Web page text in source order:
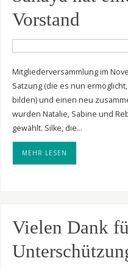
Vorstand
Mitgliederversammlung im
Satzung (die es nun
bilden) und einen neu
wurden Natalie, Sabine und
gewählt. Silke, die…
MEHR LESEN
Vielen Dank